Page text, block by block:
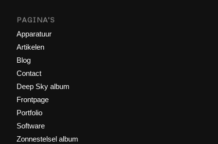
PAGINA’S
Apparatuur
Artikelen
Blog
Contact
Deep Sky album
Frontpage
Portfolio
Software
Zonnestelsel album